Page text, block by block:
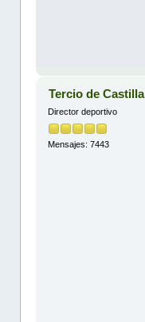
Tercio de Castilla
Director deportivo
Mensajes: 7443